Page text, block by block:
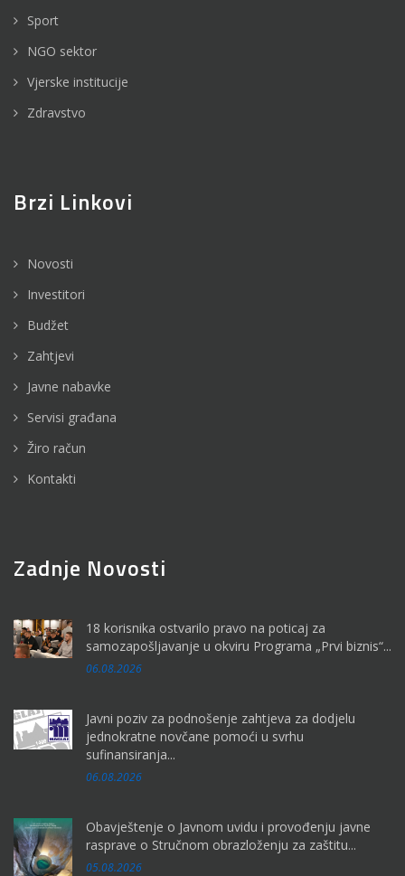
Sport
NGO sektor
Vjerske institucije
Zdravstvo
Brzi Linkovi
Novosti
Investitori
Budžet
Zahtjevi
Javne nabavke
Servisi građana
Žiro račun
Kontakti
Zadnje Novosti
18 korisnika ostvarilo pravo na poticaj za
samozapošljavanje u okviru Programa „Prvi biznis“...
06.08.2026
Javni poziv za podnošenje zahtjeva za dodjelu
jednokratne novčane pomoći u svrhu
sufinansiranja...
06.08.2026
Obavještenje o Javnom uvidu i provođenju javne
rasprave o Stručnom obrazloženju za zaštitu...
05.08.2026